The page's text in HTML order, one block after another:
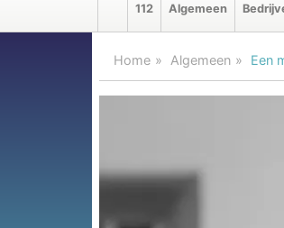
112 Algemeen
Home Algemeen Een